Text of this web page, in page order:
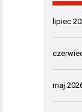
lipiec
maj